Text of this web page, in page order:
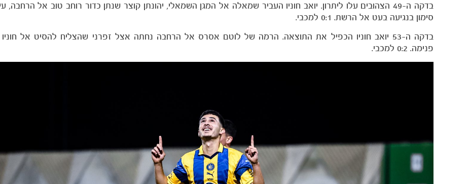
בדקה ה-49 הצהובים עלו ליתרון. יואב חוניו העביר שמאלה אל המגן השמאלי, יהונתן קוצר שנתן כדור רוחב טוב אל הרחבה,
סימון בנגיעה בעט אל הרשת. 0:1 למכבי.
בדקה ה-53 יואב חוניו הכפיל את התוצאה. הרמה של לוטם אסרס אל הרחבה נחתה אצל זפרני שהצליח להסיט אל
פנימה. 0:2 למכבי.